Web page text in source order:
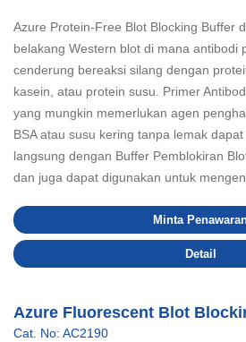
Azure Protein-Free Blot Blocking Buffer
belakang Western blot di mana antibodi
cenderung bereaksi silang dengan
kasein, atau protein susu. Primer
yang mungkin memerlukan agen
BSA atau susu kering tanpa lemak
langsung dengan Buffer Pemblokiran
dan juga dapat digunakan untuk
Minta
Detail
Azure Fluorescent Blot
Cat. No: AC2190